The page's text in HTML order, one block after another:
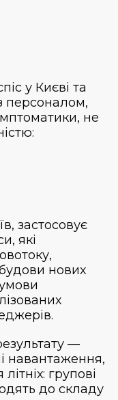
у Києві та
персоналом,
не
застосовує
які
нових
—
навантаження,
групові
до складу